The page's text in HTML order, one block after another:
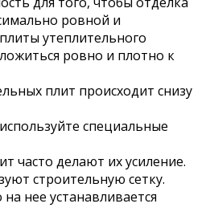
ровной и
утеплительного
ровно и плотно к
плит происходит снизу
специальные
часто делают их усиление.
строительную сетку.
нее устанавливается